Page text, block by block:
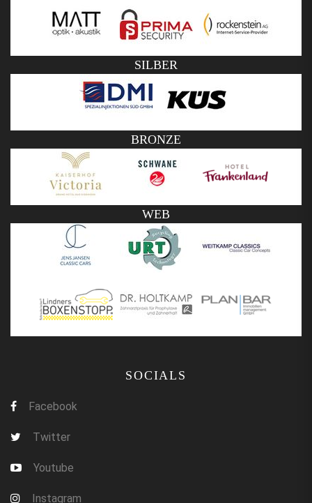
SILBER
BRONZE
WEB
SOCIALS
Facebook
Twitter
Youtube
Instagram